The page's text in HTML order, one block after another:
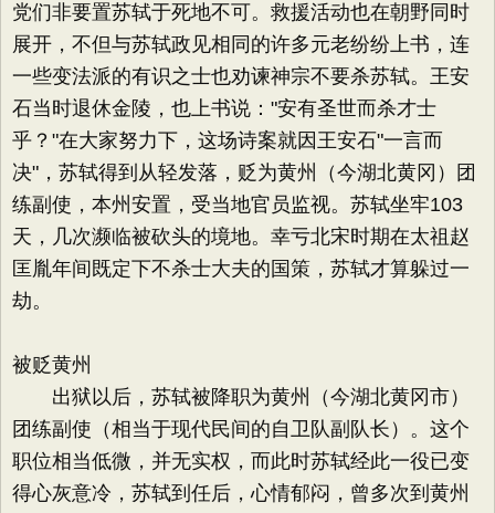
党们非要置苏轼于死地不可。救援活动也在朝野同时
展开，不但与苏轼政见相同的许多元老纷纷上书，连
一些变法派的有识之士也劝谏神宗不要杀苏轼。王安
石当时退休金陵，也上书说："安有圣世而杀才士
乎？"在大家努力下，这场诗案就因王安石"一言而
决"，苏轼得到从轻发落，贬为黄州（今湖北黄冈）团
练副使，本州安置，受当地官员监视。苏轼坐牢103
天，几次濒临被砍头的境地。幸亏北宋时期在太祖赵
匡胤年间既定下不杀士大夫的国策，苏轼才算躲过一
劫。
被贬黄州
出狱以后，苏轼被降职为黄州（今湖北黄冈市）
团练副使（相当于现代民间的自卫队副队长）。这个
职位相当低微，并无实权，而此时苏轼经此一役已变
得心灰意冷，苏轼到任后，心情郁闷，曾多次到黄州